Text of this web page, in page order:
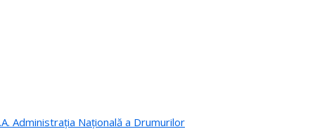
Administrația Națională a Drumurilor